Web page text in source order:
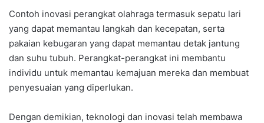
Contoh inovasi perangkat olahraga termasuk sepatu lari
yang dapat memantau langkah dan kecepatan, serta
pakaian kebugaran yang dapat memantau detak jantung
dan suhu tubuh. Perangkat-perangkat ini membantu
individu untuk memantau kemajuan mereka dan membuat
penyesuaian yang diperlukan.
Dengan demikian, teknologi dan inovasi telah membawa